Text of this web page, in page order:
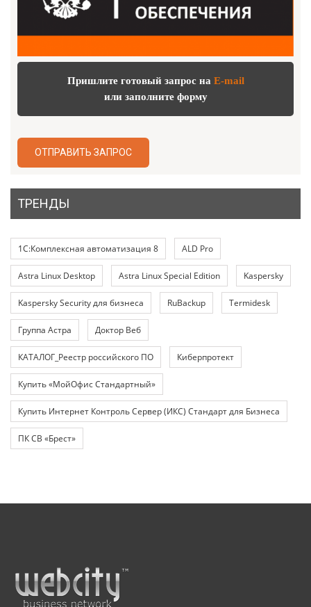
Пришлите готовый запрос на E-mail
или заполните форму
ОТПРАВИТЬ ЗАПРОС
ТРЕНДЫ
1С:Комплексная автоматизация 8 ALD Pro
Astra Linux Desktop Astra Linux Special Edition Kaspersky
Kaspersky Security для бизнеса RuBackup Termidesk
Группа Астра Доктор Веб
КАТАЛОГ_Реестр российского ПО Киберпротект
Купить «МойОфис Стандартный»
Купить Интернет Контроль Сервер (ИКС) Стандарт для Бизнеса
ПК СВ «Брест»